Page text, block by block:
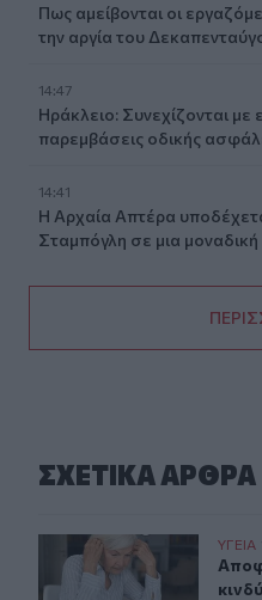
Πως αμείβονται οι
την αργία του
14:47
Ηράκλειο: Συνεχίζονται με
παρεμβάσεις οδικής
14:41
Η Αρχαία Απτέρα
Σταμπόγλη σε μια
ΣΧΕΤΙΚA AΡΘΡΑ
Αποφεύγοντας 3 ΥΓΕΙΑ